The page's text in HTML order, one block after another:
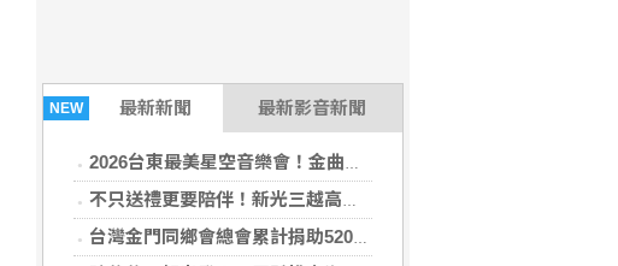
NEW 最新新聞 最新影音新聞
2026台東最美星空音樂會！金曲歌王乱彈阿翔、守夜人領銜 8日改至成功海濱公園開唱
不只送禮更要陪伴！新光三越高雄左營店掌握父親節消費新趨勢 家庭體驗成熱門首選
台灣金門同鄉會總會累計捐助520萬獎學金 鼓勵學子就讀金大